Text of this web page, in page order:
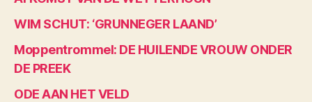
WIM SCHUT: ‘GRUNNEGER LAAND’
Moppentrommel: DE HUILENDE VROUW ONDER
DE PREEK
ODE AAN HET VELD